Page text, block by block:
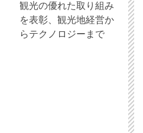
観光の優れた取り組み
を表彰、観光地経営か
らテクノロジーまで